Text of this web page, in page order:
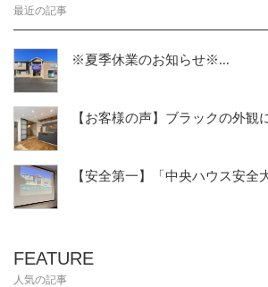
最近の記事
※夏季休業のお知らせ※...
【お客様の声】ブラックの外観
【安全第一】「中央ハウス安全
FEATURE
人気の記事